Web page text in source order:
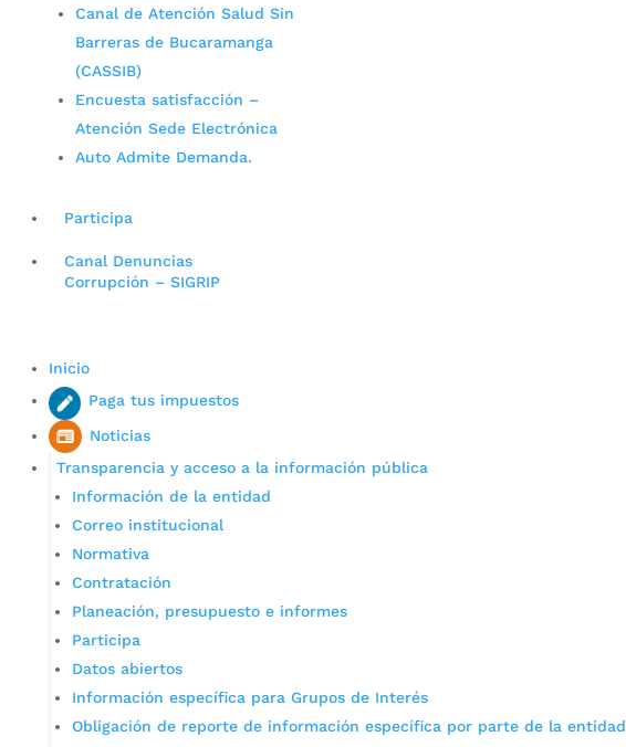
Canal de Atención Salud Sin
Barreras de Bucaramanga
(CASSIB)
Encuesta satisfacción –
Atención Sede Electrónica
Auto Admite Demanda.
Participa
Canal Denuncias
Corrupción – SIGRIP
Inicio
Paga tus impuestos
Noticias
Transparencia y acceso a la información pública
Información de la entidad
Correo institucional
Normativa
Contratación
Planeación, presupuesto e informes
Participa
Datos abiertos
Información específica para Grupos de Interés
Obligación de reporte de información específica por parte de la entidad